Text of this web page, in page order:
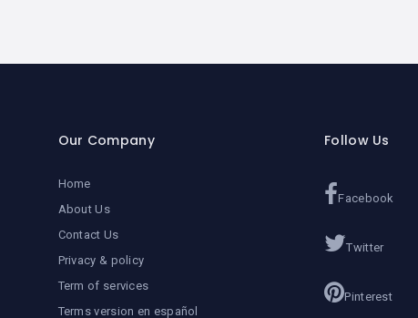
Our Company
Home
About Us
Contact Us
Privacy & policy
Term of services
Terms version en español
Follow Us
Facebook
Twitter
Pinterest